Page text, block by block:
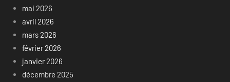
mai 2026
avril 2026
mars 2026
février 2026
janvier 2026
décembre 2025